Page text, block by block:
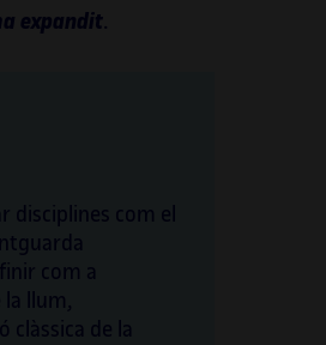
expandit.
disciplines com el
com a
la llum,
clàssica de la